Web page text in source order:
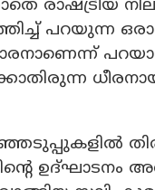
രാഷ്ട്രീയ
പറയുന്ന
ഉദ്ഘാടനം